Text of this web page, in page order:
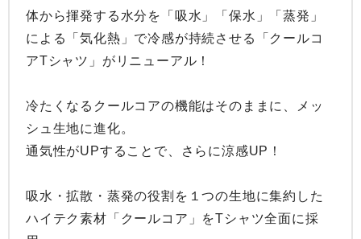
体から揮発する水分を「吸水」「保水」「蒸発」
による「気化熱」で冷感が持続させる「クールコ
アTシャツ」がリニューアル！
冷たくなるクールコアの機能はそのままに、メッ
シュ生地に進化。
通気性がUPすることで、さらに涼感UP！
吸水・拡散・蒸発の役割を１つの生地に集約した
ハイテク素材「クールコア」をTシャツ全面に採